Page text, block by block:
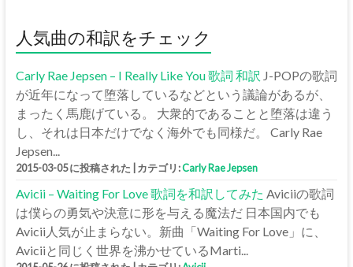
人気曲の和訳をチェック
Carly Rae Jepsen – I Really Like You 歌詞 和訳 J-POPの歌詞
が近年になって堕落しているなどという議論があるが、
まったく馬鹿げている。 大衆的であることと堕落は違う
し、それは日本だけでなく海外でも同様だ。 Carly Rae
Jepsen...
2015-03-05 に投稿された カテゴリ:Carly Rae Jepsen
Avicii – Waiting For Love 歌詞を和訳してみた Aviciiの歌詞
は僕らの勇気や決意に形を与える魔法だ 日本国内でも
Avicii人気が止まらない。新曲「Waiting For Love」に、
Aviciiと同じく世界を沸かせているMarti...